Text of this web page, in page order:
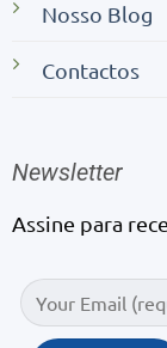
Nosso Blog
Contactos
Newsletter
Assine para